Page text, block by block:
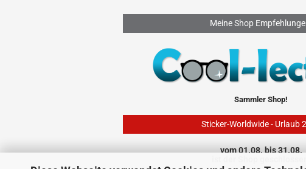
Meine Shop
Sammler Shop!
Sticker-Worldwide - Urlaub
vom 01.08. bis 31.08.